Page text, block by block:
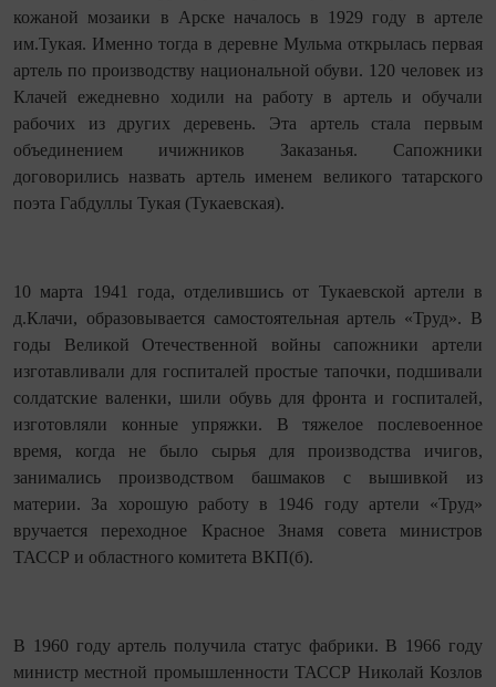
кожаной мозаики в Арске началось в 1929 году в артеле
им.Тукая. Именно тогда в деревне Мульма открылась первая
артель по производству национальной обуви. 120 человек из
Клачей ежедневно ходили на работу в артель и обучали
рабочих из других деревень. Эта артель стала первым
объединением ичижников Заказанья. Сапожники
договорились назвать артель именем великого татарского
поэта Габдуллы Тукая (Тукаевская).
10 марта 1941 года, отделившись от Тукаевской артели в
д.Клачи, образовывается самостоятельная артель «Труд». В
годы Великой Отечественной войны сапожники артели
изготавливали для госпиталей простые тапочки, подшивали
солдатские валенки, шили обувь для фронта и госпиталей,
изготовляли конные упряжки. В тяжелое послевоенное
время, когда не было сырья для производства ичигов,
занимались производством башмаков с вышивкой из
материи. За хорошую работу в 1946 году артели «Труд»
вручается переходное Красное Знамя совета министров
ТАССР и областного комитета ВКП(б).
В 1960 году артель получила статус фабрики. В 1966 году
министр местной промышленности ТАССР Николай Козлов